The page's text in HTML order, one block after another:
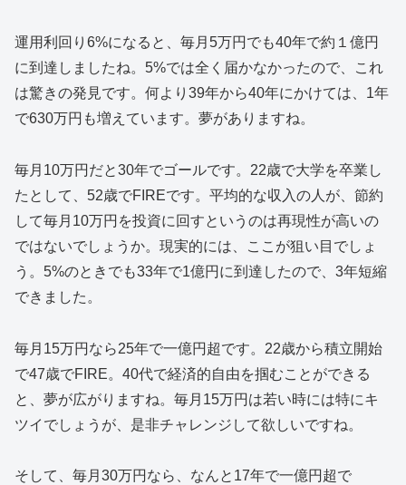
運用利回り6%になると、毎月5万円でも40年で約１億円
に到達しましたね。5%では全く届かなかったので、これ
は驚きの発見です。何より39年から40年にかけては、1年
で630万円も増えています。夢がありますね。
毎月10万円だと30年でゴールです。22歳で大学を卒業し
たとして、52歳でFIREです。平均的な収入の人が、節約
して毎月10万円を投資に回すというのは再現性が高いの
ではないでしょうか。現実的には、ここが狙い目でしょ
う。5%のときでも33年で1億円に到達したので、3年短縮
できました。
毎月15万円なら25年で一億円超です。22歳から積立開始
で47歳でFIRE。40代で経済的自由を掴むことができる
と、夢が広がりますね。毎月15万円は若い時には特にキ
ツイでしょうが、是非チャレンジして欲しいですね。
そして、毎月30万円なら、なんと17年で一億円超で